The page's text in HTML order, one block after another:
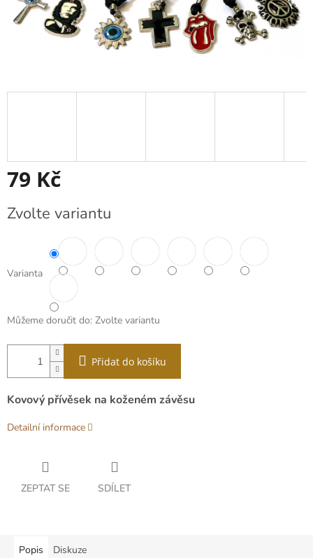
79 Kč
cena:
Zvolte variantu
Varianta
Můžeme doručit do: Zvolte variantu
Přidat do košíku
Kovový přívěsek na koženém závěsu
Detailní informace
ZEPTAT SE SDÍLET
Popis Diskuze